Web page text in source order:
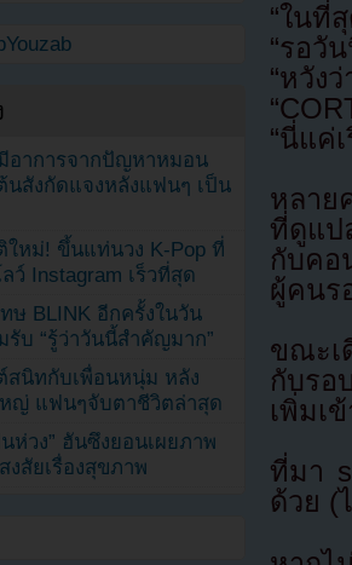
“ในที่
“รอวั
“หวัง
“นี่แค่
หลาย
ที่ดูแป
กับคอ
ผู้คนร
ขณะเ
กับรอ
เพิ่มเ
ที่มา
ด้วย (
อาการจากปัญหาหมอน
นสังกัดแจงหลังแฟนๆ เป็น
ใหม่! ขึ้นแท่นวง K-Pop ที่
ว์ Instagram เร็วที่สุด
ษ BLINK อีกครั้งในวัน
บ “รู้ว่าวันนี้สำคัญมาก”
สนิทกับเพื่อนหนุ่ม หลัง
ญ่ แฟนๆจับตาชีวิตล่าสุด
ห่วง” ฮันซึงยอนเผยภาพ
สัยเรื่องสุขภาพ